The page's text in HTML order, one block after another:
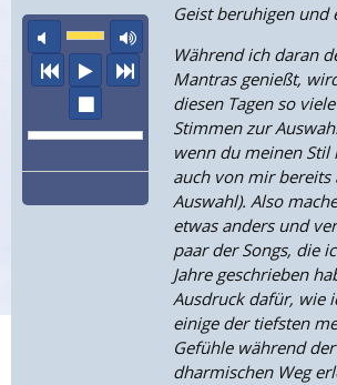
Ton aus
vorheriger Titel
Abspielennächster Titel
Wiedergabe stoppen
Geist beruhigen und
Während ich daran
Mantras genießt,
diesen Tagen so
Stimmen zur
wenn du meinen Stil
auch von mir bereits
Auswahl). Also
etwas anders und
paar der Songs, die
Jahre geschrieben
Ausdruck dafür, wie
einige der tiefsten
Gefühle während
dharmischen Weg